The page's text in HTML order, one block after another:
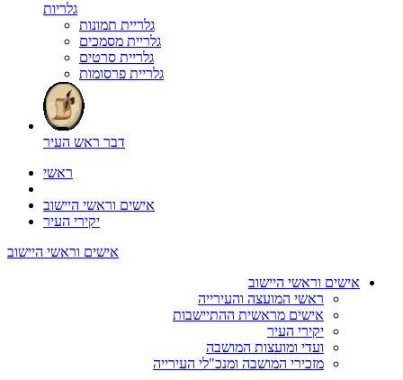
גלריות
גלריית תמונות
גלריית מסמכים
גלריית סרטים
גלריית פרסומות
דבר ראש העיר
ראשי
אישים וראשי היישוב
יקירי העיר
אישים וראשי היישוב
אישים וראשי היישוב
ראשי המועצה והעירייה
אישים מראשית ההתיישבות
יקירי העיר
ועדי ומועצות המושבה
מזכירי המושבה ומנכ"לי העירייה